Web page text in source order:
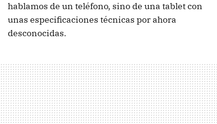
hablamos de un teléfono, sino de una tablet con
unas especificaciones técnicas por ahora
desconocidas.